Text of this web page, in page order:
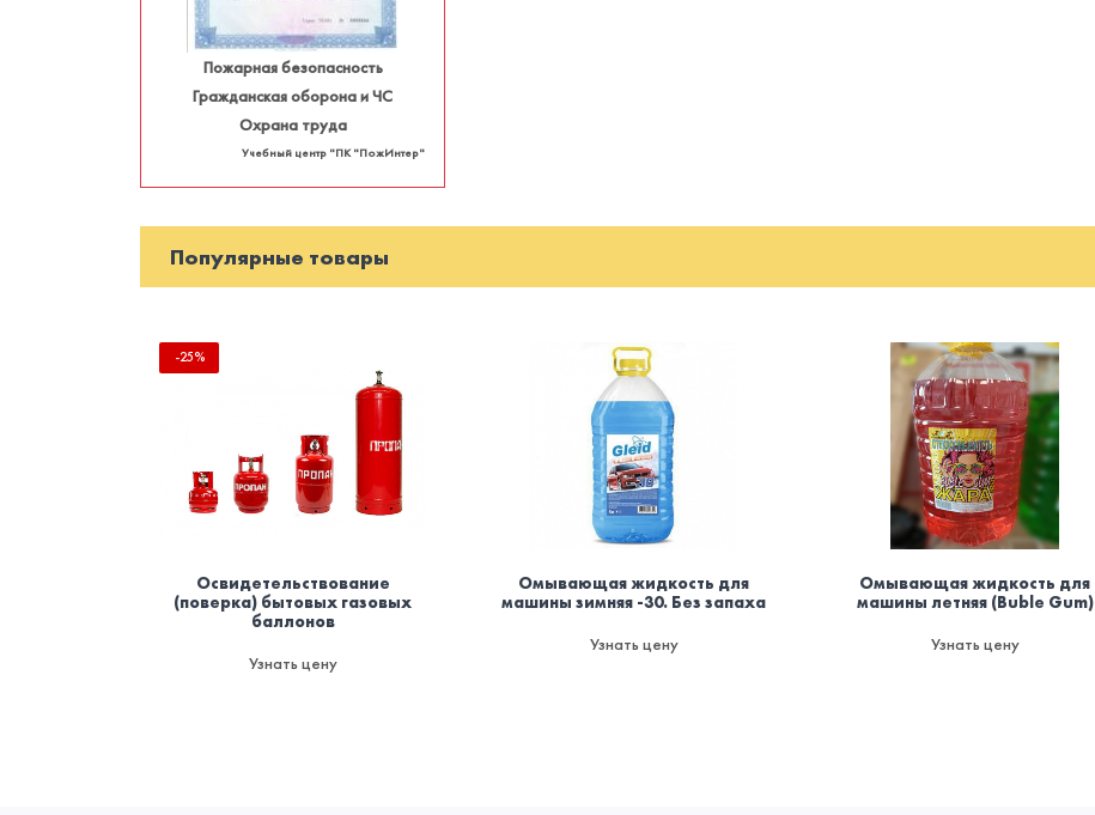
Пожарная безопасность
Гражданская оборона и ЧС
Охрана труда
Учебный центр "ПК "ПожИнтер"
Популярные товары
Освидетельствование
(поверка) бытовых газовых
баллонов
Узнать цену
-25%
Омывающая жидкость для
машины зимняя -30. Без запаха
Узнать цену
Омывающая жидкость для
машины летняя (Buble Gum)
Узнать цену